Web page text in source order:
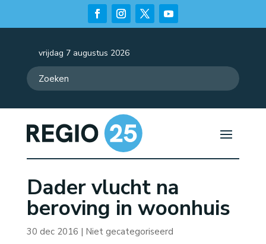
vrijdag 7 augustus 2026
Dader vlucht na
beroving in woonhuis
30 dec 2016 | Niet gecategoriseerd